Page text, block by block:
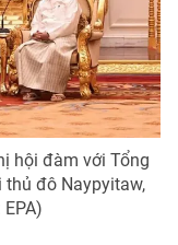
hội đàm với Tổng
đô Naypyitaw,